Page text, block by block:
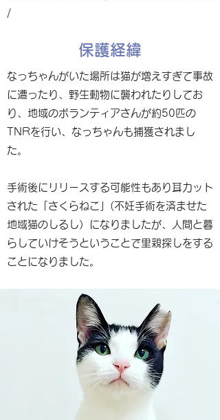
/
保護経緯
なっちゃんがいた場所は猫が増えすぎて事故
に遭ったり、野生動物に襲われたりしてお
り、地域のボランティアさんが約50匹の
TNRを行い、なっちゃんも捕獲されまし
た。
手術後にリリースする可能性もあり耳カット
された「さくらねこ」(不妊手術を済ませた
地域猫のしるし）になりましたが、人間と暮
らしていけそうということで里親探しをする
ことになりました。